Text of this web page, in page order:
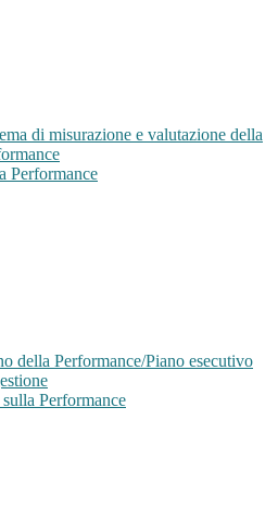
di misurazione e valutazione della
Performance
della Performance/Piano esecutivo
Performance